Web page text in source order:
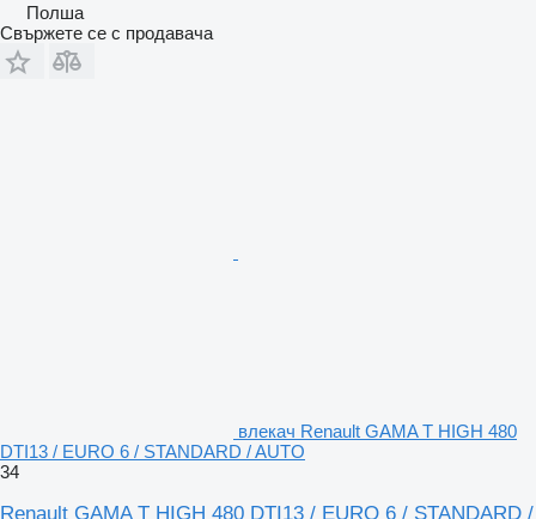
Полша
Свържете се с продавача
влекач Renault GAMA T HIGH 480
DTI13 / EURO 6 / STANDARD / AUTO
34
Renault GAMA T HIGH 480 DTI13 / EURO 6 / STANDARD /